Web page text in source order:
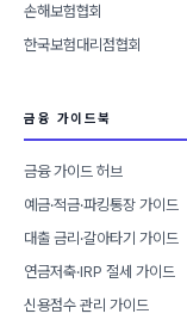
손해보험협회
한국보험대리점협회
금융 가이드북
금융 가이드 허브
예금·적금·파킹통장 가이드
대출 금리·갈아타기 가이드
연금저축·IRP 절세 가이드
신용점수 관리 가이드